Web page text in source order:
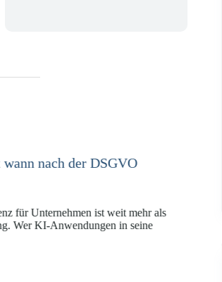
mit DORA,
in den vergangenen Jahren eine
Unternehmen der Finanz-